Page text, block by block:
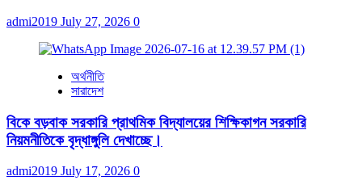
admi2019 July 27, 2026 0
অর্থনীতি
সারাদেশ
বিকে বড়বাক সরকারি প্রাথমিক বিদ্যালয়ের শিক্ষিকাগন সরকারি
নিয়মনীতিকে বৃদ্ধাঙ্গুলি দেখাচ্ছে।
admi2019 July 17, 2026 0